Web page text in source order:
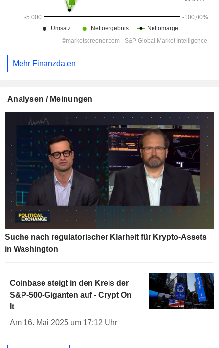
Mehr Finanzdaten
Analysen / Meinungen
Suche nach regulatorischer Klarheit für Krypto-Assets
in Washington
Coinbase steigt in den Kreis der
S&P-500-Giganten auf - Crypt On
It
Am 16. Mai 2025 um 17:12 Uhr